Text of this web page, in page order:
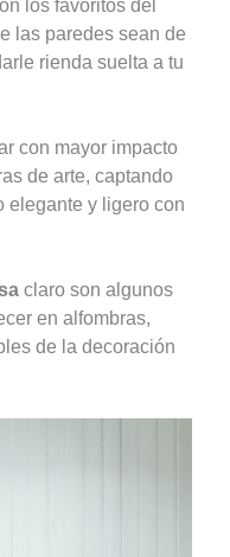
los favoritos del
las paredes sean de
rienda suelta a tu
con mayor impacto
de arte, captando
elegante y ligero con
claro son algunos
en alfombras,
de la decoración